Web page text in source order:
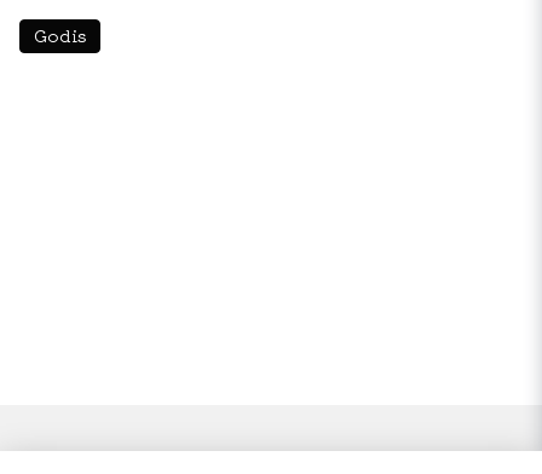
Godis